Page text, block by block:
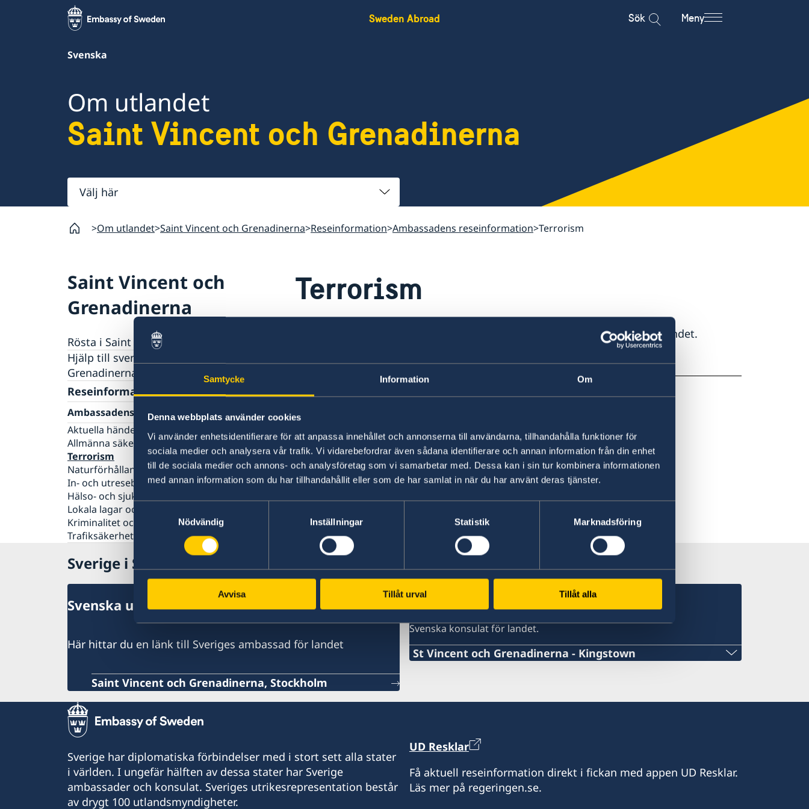
Samtycke Information Om
Denna webbplats använder cookies
Vi använder enhetsidentifierare för att anpassa innehållet och annonserna till användarna, tillhandahålla funktioner för
sociala medier och analysera vår trafik. Vi vidarebefordrar även sådana identifierare och annan information från din enhet
till de sociala medier och annons- och analysföretag som vi samarbetar med. Dessa kan i sin tur kombinera informationen
med annan information som du har tillhandahållit eller som de har samlat in när du har använt deras tjänster.
Samtyckesval
Nödvändig
Inställningar Statistik Marknadsföring
Avvisa Tillåt urval Tillåt alla
Sweden Abroad Sök Meny
Svenska
Om utlandet
Saint Vincent och Grenadinerna
Välj
här
Om utlandet Saint Vincent och Grenadinerna Reseinformation Ambassadens reseinformation Terrorism
Saint Vincent och
Grenadinerna
Rösta i Saint Vincent och Grenadinerna
Hjälp till svenskar i Saint Vincent och
Grenadinerna
Rösta i Saint Vincent och Grenadinerna
Pass utomlands
Förlust av pass
Gifta sig utomlands
Legaliseringar/apostille
Reseinformation
Ambassadens reseinformation
Aktuella händelser
Allmänna säkerhetsläget
Terrorism
Naturförhållanden och katastrofer
In- och utresebestämmelser
Hälso- och sjukvård
Lokala lagar och sedvänjor
Kriminalitet och personlig säkerhet
Trafiksäkerhet
Terrorism
Under normala förhållanden bedöms det inte finnas risk för terrordåd i landet.
Om terrorism och hot utomlands.
Sverige i Saint Vincent och Grenadinerna
Svenska utlandsmyndigheter för landet
Här hittar du en länk till Sveriges ambassad för landet
Saint Vincent och Grenadinerna, Stockholm
Svenska honorärkonsulat för landet
Svenska konsulat för landet.
St Vincent och Grenadinerna - Kingstown
stvincent.swecons@gmail.com
Svenska konsulatet
JCI Building
Sverige har diplomatiska förbindelser med i stort sett alla stater
i världen. I ungefär hälften av dessa stater har Sverige
ambassader och konsulat. Sveriges utrikesrepresentation består
av drygt 100 utlandsmyndigheter.
UD Resklar
Få aktuell reseinformation direkt i fickan med appen UD Resklar.
Läs mer på regeringen.se.